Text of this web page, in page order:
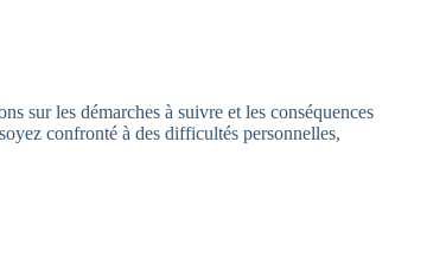
sur les démarches à suivre et les conséquences
confronté à des difficultés personnelles,